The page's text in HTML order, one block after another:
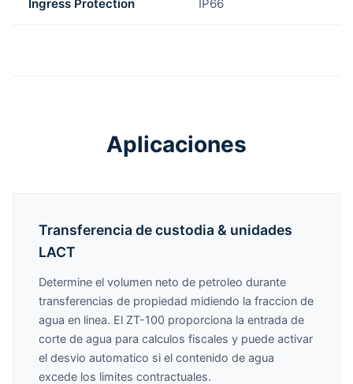
Ingress Protection IP66
Aplicaciones
Transferencia de custodia & unidades
LACT
Determine el volumen neto de petroleo durante
transferencias de propiedad midiendo la fraccion de
agua en linea. El ZT-100 proporciona la entrada de
corte de agua para calculos fiscales y puede activar
el desvio automatico si el contenido de agua
excede los limites contractuales.